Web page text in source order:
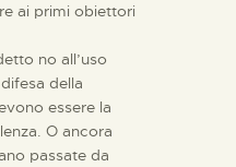
ai primi obiettori
no all’uso
della
essere la
O ancora
passate da